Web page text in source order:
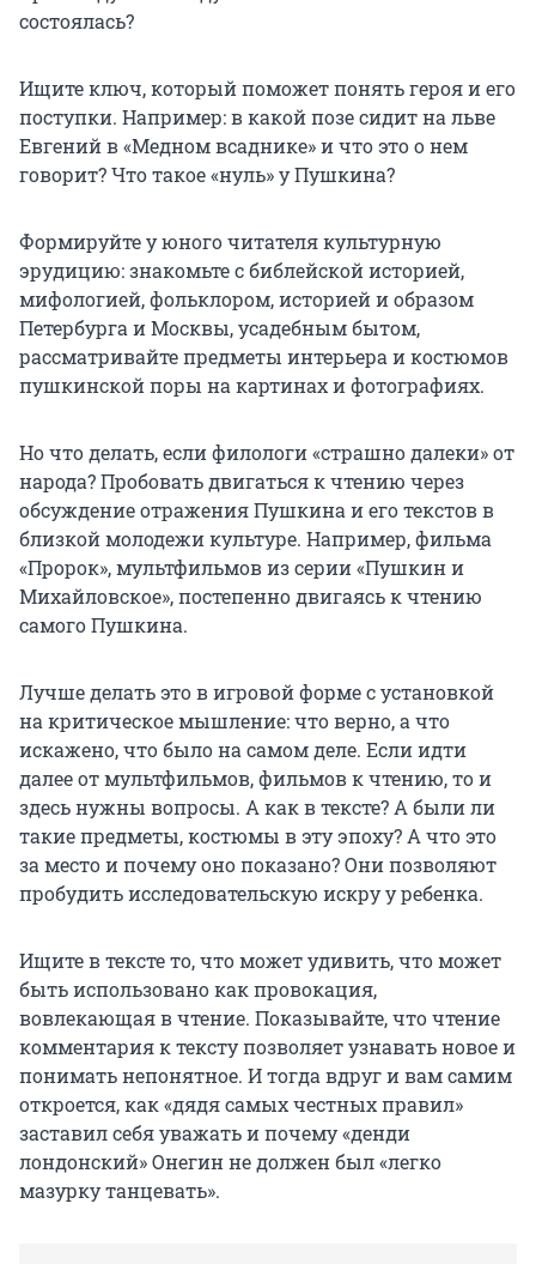
состоялась?
Ищите ключ, который поможет понять героя и его
поступки. Например: в какой позе сидит на льве
Евгений в «Медном всаднике» и что это о нем
говорит? Что такое «нуль» у Пушкина?
Формируйте у юного читателя культурную
эрудицию: знакомьте с библейской историей,
мифологией, фольклором, историей и образом
Петербурга и Москвы, усадебным бытом,
рассматривайте предметы интерьера и костюмов
пушкинской поры на картинах и фотографиях.
Но что делать, если филологи «страшно далеки» от
народа? Пробовать двигаться к чтению через
обсуждение отражения Пушкина и его текстов в
близкой молодежи культуре. Например, фильма
«Пророк», мультфильмов из серии «Пушкин и
Михайловское», постепенно двигаясь к чтению
самого Пушкина.
Лучше делать это в игровой форме с установкой
на критическое мышление: что верно, а что
искажено, что было на самом деле. Если идти
далее от мультфильмов, фильмов к чтению, то и
здесь нужны вопросы. А как в тексте? А были ли
такие предметы, костюмы в эту эпоху? А что это
за место и почему оно показано? Они позволяют
пробудить исследовательскую искру у ребенка.
Ищите в тексте то, что может удивить, что может
быть использовано как провокация,
вовлекающая в чтение. Показывайте, что чтение
комментария к тексту позволяет узнавать новое и
понимать непонятное. И тогда вдруг и вам самим
откроется, как «дядя самых честных правил»
заставил себя уважать и почему «денди
лондонский» Онегин не должен был «легко
мазурку танцевать».